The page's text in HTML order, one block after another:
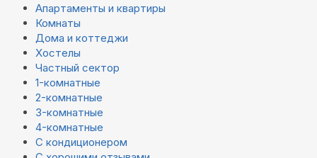
Апартаменты и квартиры
Комнаты
Дома и коттеджи
Хостелы
Частный сектор
1-комнатные
2-комнатные
3-комнатные
4-комнатные
С кондиционером